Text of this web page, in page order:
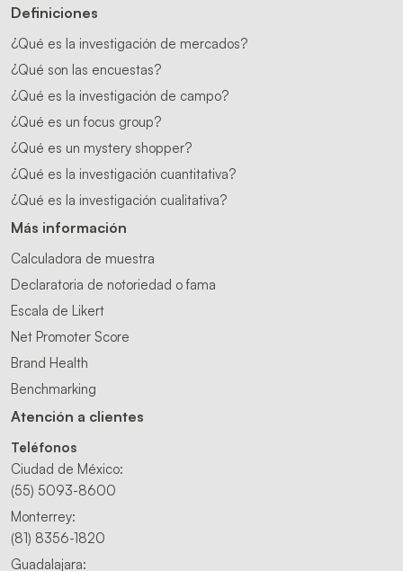
Definiciones
¿Qué es la investigación de mercados?
¿Qué son las encuestas?
¿Qué es la investigación de campo?
¿Qué es un focus group?
¿Qué es un mystery shopper?
¿Qué es la investigación cuantitativa?
¿Qué es la investigación cualitativa?
Más información
Calculadora de muestra
Declaratoria de notoriedad o fama
Escala de Likert
Net Promoter Score
Brand Health
Benchmarking
Atención a clientes
Teléfonos
Ciudad de México:
(55) 5093-8600
Monterrey:
(81) 8356-1820
Guadalajara: